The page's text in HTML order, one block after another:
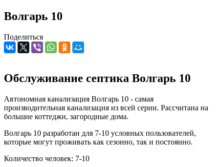
Волгарь 10
Поделиться
Обслуживание септика Волгарь 10
Автономная канализация Волгарь 10 - самая
производительная канализация из всей серии. Рассчитана на
большие коттеджи, загородные дома.
Волгарь 10 разработан для 7-10 условных пользователей,
которые могут проживать как сезонно, так и постоянно.
Количество человек: 7-10